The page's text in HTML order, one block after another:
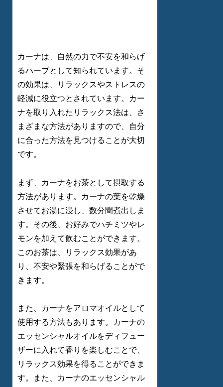
カーナは、自然の力で不安を和らげ
るハーブとして知られています。そ
の効果は、リラックスやストレスの
軽減に役立つとされています。カー
ナを取り入れたリラックス法は、さ
まざまな方法がありますので、自分
に合った方法を見つけることが大切
です。
まず、カーナをお茶として摂取する
方法があります。カーナの葉を乾燥
させてお湯に浸し、数分間煮出しま
す。その後、お好みでハチミツやレ
モンを加えて飲むことができます。
このお茶は、リラックス効果があ
り、不安や緊張を和らげることがで
きます。
また、カーナをアロマオイルとして
使用する方法もあります。カーナの
エッセンシャルオイルをディフュー
ザーに入れて香りを楽しむことで、
リラックス効果を得ることができま
す。また、カーナのエッセンシャル